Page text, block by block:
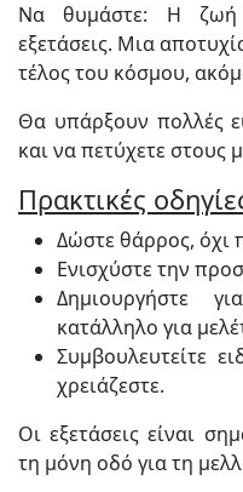
Να θυμάστε: Η ζωή
εξετάσεις. Μια
τέλος του κόσμου,
Θα υπάρξουν πολλές
και να πετύχετε στους
Πρακτικές
Δώστε θάρρος, όχι
Ενισχύστε την
Δημιουργήστε
κατάλληλο για
Συμβουλευτείτε
χρειάζεστε.
Οι εξετάσεις είναι
τη μόνη οδό για τη